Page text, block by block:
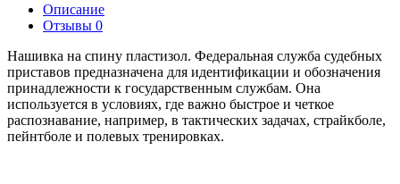
Описание
Отзывы 0
Нашивка на спину пластизол. Федеральная служба судебных
приставов предназначена для идентификации и обозначения
принадлежности к государственным службам. Она
используется в условиях, где важно быстрое и четкое
распознавание, например, в тактических задачах, страйкболе,
пейнтболе и полевых тренировках.